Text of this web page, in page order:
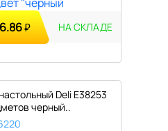
₽ НА СКЛАДЕ
Deli E38253
черный..